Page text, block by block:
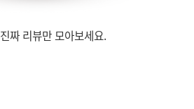
진짜 리뷰만 모아보세요.